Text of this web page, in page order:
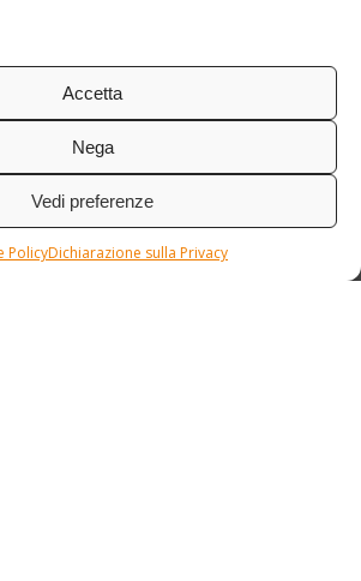
Accetta
Nega
Vedi preferenze
PolicyDichiarazione sulla Privacy